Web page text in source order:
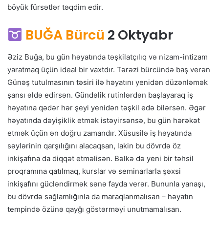
böyük fürsətlər təqdim edir.
BUĞA Bürcü 2 Oktyabr
Əziz Buğa, bu gün həyatında təşkilatçılıq və nizam-intizam
yaratmaq üçün ideal bir vaxtdır. Tərəzi bürcündə baş verən
Günəş tutulmasının təsiri ilə həyatını yenidən düzənləmək
şansı əldə edirsən. Gündəlik rutinlərdən başlayaraq iş
həyatına qədər hər şeyi yenidən təşkil edə bilərsən. Əgər
həyatında dəyişiklik etmək istəyirsənsə, bu gün hərəkət
etmək üçün ən doğru zamandır. Xüsusilə iş həyatında
səylərinin qarşılığını alacaqsan, lakin bu dövrdə öz
inkişafına da diqqət etməlisən. Bəlkə də yeni bir təhsil
proqramına qatılmaq, kurslar və seminarlarla şəxsi
inkişafını gücləndirmək sənə fayda verər. Bununla yanaşı,
bu dövrdə sağlamlığınla da maraqlanmalısan – həyatın
tempində özünə qayğı göstərməyi unutmamalısan.